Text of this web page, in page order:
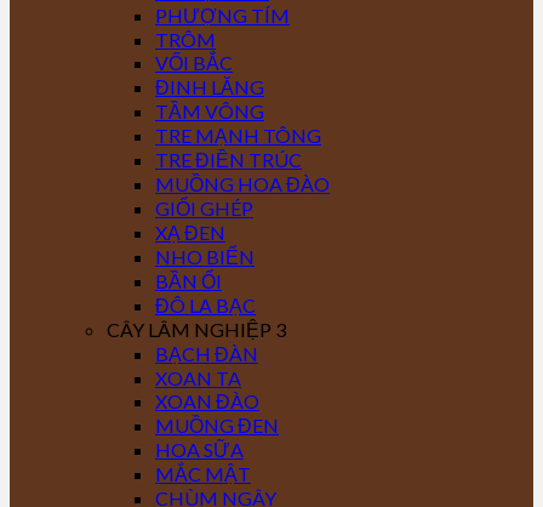
PHƯỢNG TÍM
TRÔM
VỐI BẮC
ĐINH LĂNG
TẦM VÔNG
TRE MẠNH TÔNG
TRE ĐIỀN TRÚC
MUỒNG HOA ĐÀO
GIỔI GHÉP
XẠ ĐEN
NHO BIỂN
BẦN ỔI
ĐÔ LA BẠC
CÂY LÂM NGHIỆP 3
BẠCH ĐÀN
XOAN TA
XOAN ĐÀO
MUỒNG ĐEN
HOA SỮA
MẮC MẬT
CHÙM NGÂY